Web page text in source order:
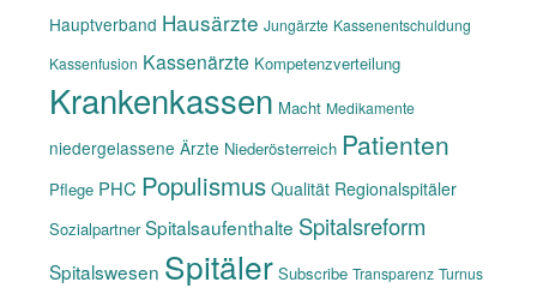
Hauptverband Hausärzte Jungärzte Kassenentschuldung
Kassenfusion Kassenärzte Kompetenzverteilung
Krankenkassen Macht Medikamente
niedergelassene Ärzte Niederösterreich Patienten
Pflege PHC Populismus Qualität Regionalspitäler
Sozialpartner Spitalsaufenthalte Spitalsreform
Spitalswesen Spitäler Subscribe Transparenz Turnus